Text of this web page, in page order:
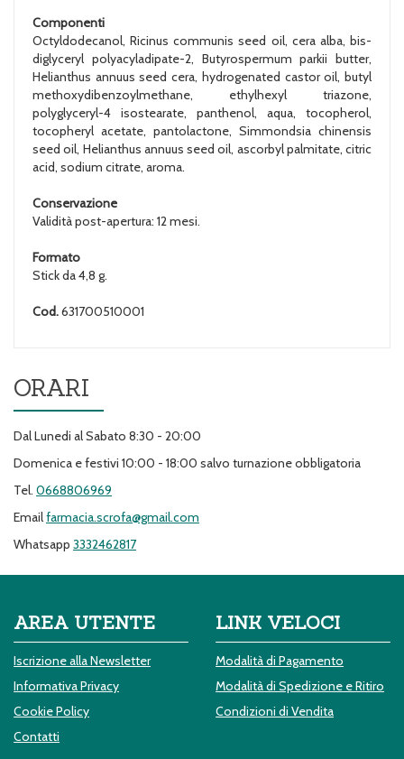
Componenti
Octyldodecanol, Ricinus communis seed oil, cera alba, bis-
diglyceryl polyacyladipate-2, Butyrospermum parkii butter,
Helianthus annuus seed cera, hydrogenated castor oil, butyl
methoxydibenzoylmethane, ethylhexyl triazone,
polyglyceryl-4 isostearate, panthenol, aqua, tocopherol,
tocopheryl acetate, pantolactone, Simmondsia chinensis
seed oil, Helianthus annuus seed oil, ascorbyl palmitate, citric
acid, sodium citrate, aroma.
Conservazione
Validità post-apertura: 12 mesi.
Formato
Stick da 4,8 g.
Cod.631700510001
ORARI
Dal Lunedi al Sabato 8:30 - 20:00
Domenica e festivi 10:00 - 18:00 salvo turnazione obbligatoria
Tel. 0668806969
Emailfarmacia.scrofa@gmail.com
Whatsapp 3332462817
AREA UTENTE
Iscrizione alla Newsletter
Informativa Privacy
Cookie Policy
Contatti
LINK VELOCI
Modalità di Pagamento
Modalità di Spedizione e Ritiro
Condizioni di Vendita